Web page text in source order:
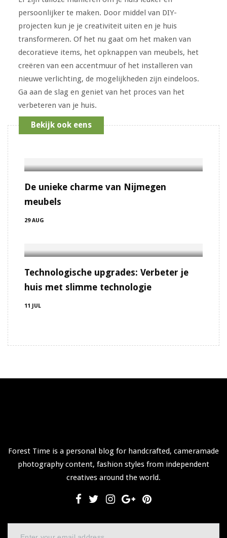
persoonlijker te maken. Door middel van DIY-
projecten kun je je creativiteit uiten en je huis
transformeren. Of het nu gaat om het maken van
decoratieve items, het opknappen van meubels, het
creëren van een accentmuur of het installeren van
nieuwe verlichting, de mogelijkheden zijn eindeloos.
Ga aan de slag en geniet van het proces van het
verbeteren van je huis.
Bekijk ook eens
De unieke charme van Nijmegen
meubels
29 AUG
Technologische upgrades: Verbeter je
huis met slimme technologie
11 JUL
Forest Time is a personal blog for handcrafted, cameramade
photography content, fashion styles from independent
creatives around the world.